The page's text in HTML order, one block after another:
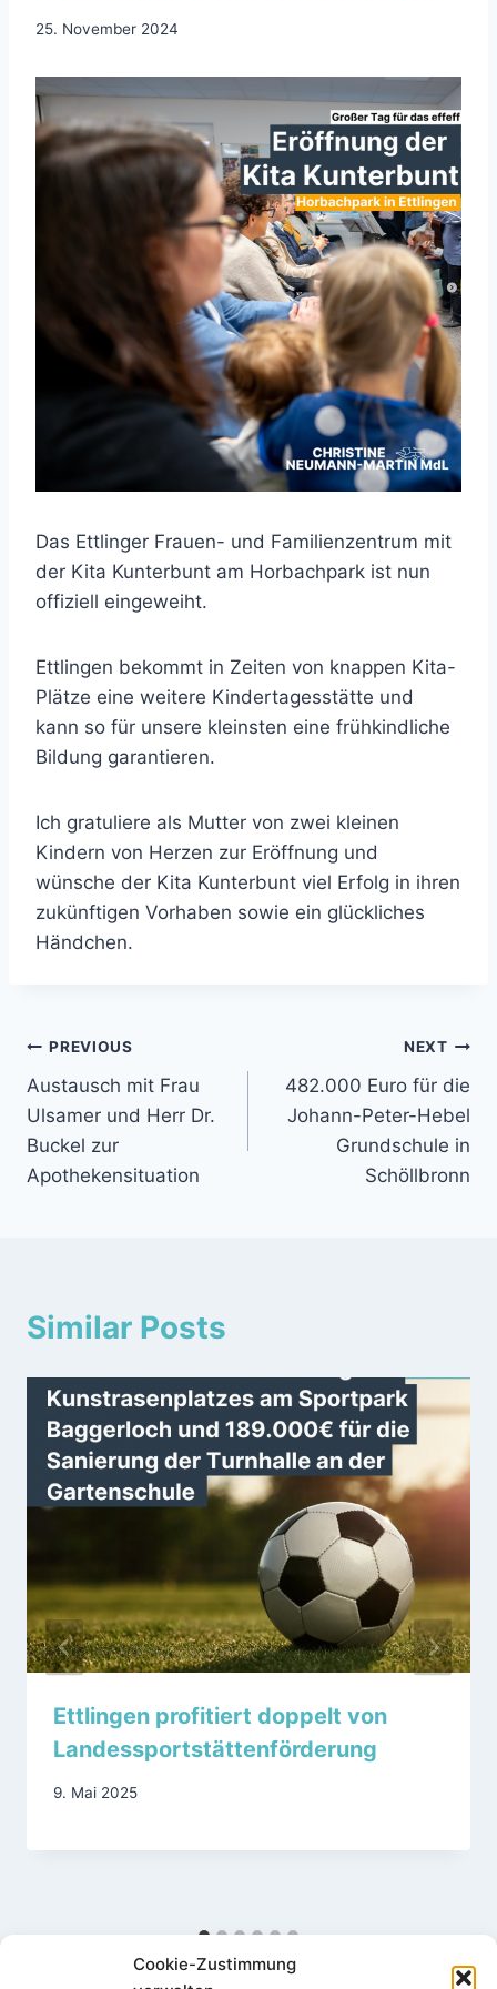
Cookie-Zustimmung
25. November 2024
Das Ettlinger Frauen- und Familienzentrum mit
der Kita Kunterbunt am Horbachpark ist nun
offiziell eingeweiht.
Ettlingen bekommt in Zeiten von knappen Kita-
Plätze eine weitere Kindertagesstätte und
kann so für unsere kleinsten eine frühkindliche
Bildung garantieren.
Ich gratuliere als Mutter von zwei kleinen
Kindern von Herzen zur Eröffnung und
wünsche der Kita Kunterbunt viel Erfolg in ihren
zukünftigen Vorhaben sowie ein glückliches
Händchen.
Beitragsnavigation
PREVIOUS
Austausch mit Frau
Ulsamer und Herr Dr.
Buckel zur
Apothekensituation
NEXT
482.000 Euro für die
Johann-Peter-Hebel
Grundschule in
Schöllbronn
Similar Posts
Ettlingen profitiert doppelt von
Landessportstättenförderung
9. Mai 2025